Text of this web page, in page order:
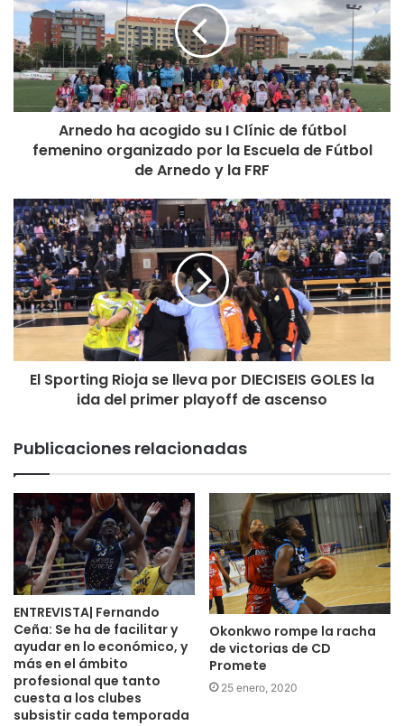
Arnedo ha acogido su I Clínic de fútbol
femenino organizado por la Escuela de Fútbol
de Arnedo y la FRF
El Sporting Rioja se lleva por DIECISEIS GOLES la
ida del primer playoff de ascenso
Publicaciones relacionadas
ENTREVISTA| Fernando
Ceña: Se ha de facilitar y
ayudar en lo económico, y
más en el ámbito
profesional que tanto
cuesta a los clubes
subsistir cada temporada
Okonkwo rompe la racha
de victorias de CD
Promete
25 enero, 2020